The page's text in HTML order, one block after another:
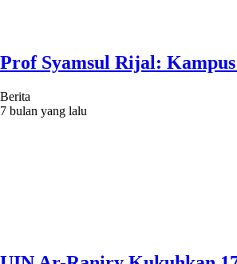
Prof Syamsul Rijal:
Berita
7 bulan yang lalu